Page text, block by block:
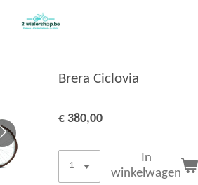
Brera Ciclovia
€ 380,00
In
winkelwagen